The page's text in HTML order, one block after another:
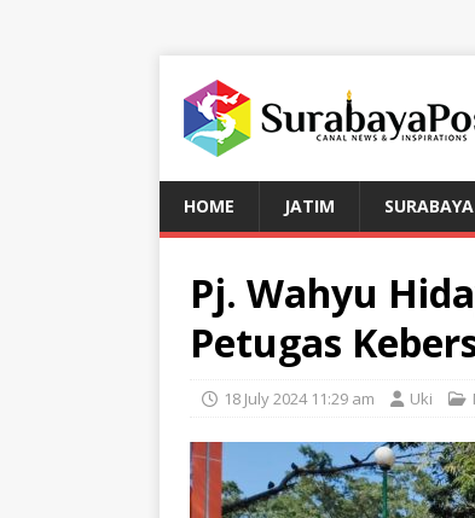
HOME JATIM SURABAYA
Pj. Wahyu
Petugas
18 July 2024 11:29 am Uki